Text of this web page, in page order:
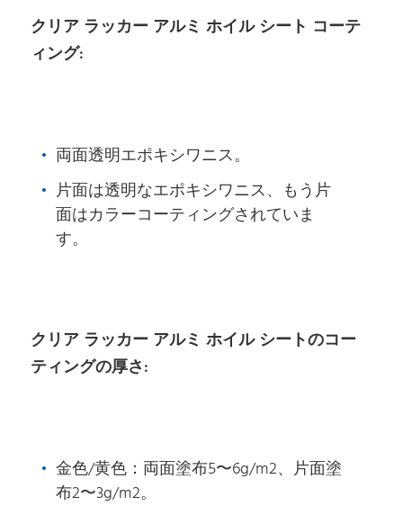
クリア ラッカー アルミ ホイル シート コーテ
ィング:
両面透明エポキシワニス。
片面は透明なエポキシワニス、もう片
面はカラーコーティングされていま
す。
クリア ラッカー アルミ ホイル シートのコー
ティングの厚さ:
金色/黄色：両面塗布5〜6g/m2、片面塗
布2〜3g/m2。